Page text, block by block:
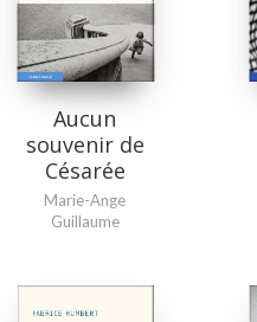
Aucun
souvenir de
Césarée
Marie-Ange
Guillaume